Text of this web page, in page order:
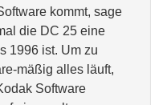
kommt, sage
die DC 25 eine
1996 ist. Um zu
mäßig alles läuft,
Software